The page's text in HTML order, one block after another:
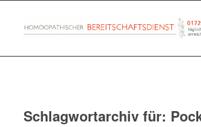
Schlagwortarchiv für: